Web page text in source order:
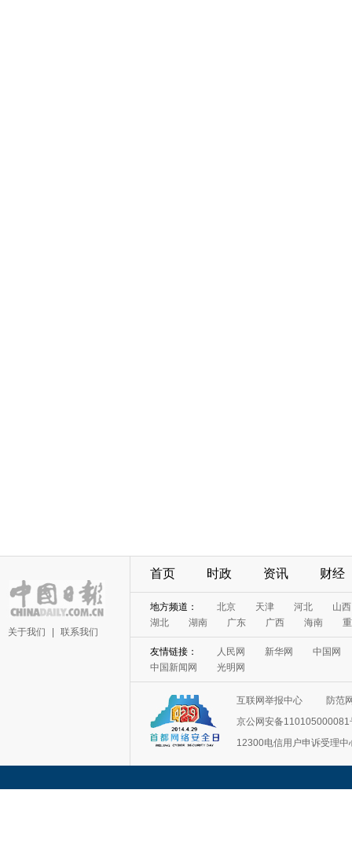
关于我们 联系我们
首页 时政 资讯 财经
地方频道： 北京 天津 河北
山西
湖北
湖南 广东 广西 海南
友情链接： 人民网 新华网
中国网
中国新闻网
光明网
互联网举报中心
防范
京公网安备110105000081
12300电信用户申诉受理中